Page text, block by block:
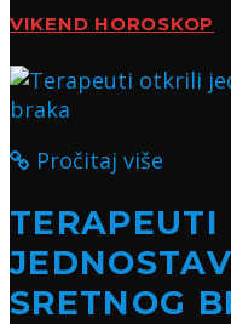
VIKEND HOROSKOP
Pročitaj više
SRETNOG